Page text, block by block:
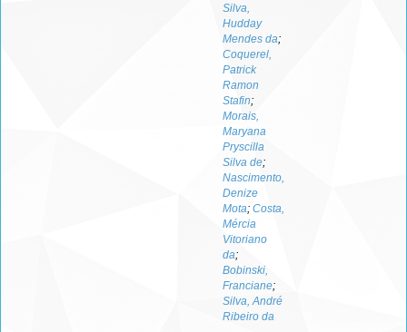
Silva,
Hudday
Mendes da;
Coquerel,
Patrick
Ramon
Stafin;
Morais,
Maryana
Pryscilla
Silva de;
Nascimento,
Denize
Mota; Costa,
Mércia
Vitoriano
da;
Bobinski,
Franciane;
Silva, André
Ribeiro da